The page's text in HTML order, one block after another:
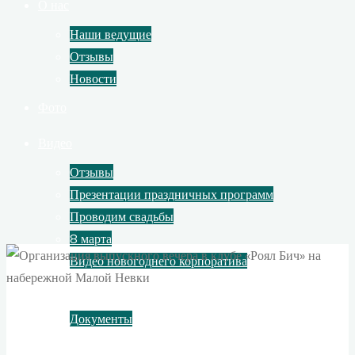
Наши ведущие
Отзывы
Новости
Отзывы
Презентации праздничных программ
Проводим свадьбы
8 марта
Видео новогоднего корпоратива
Документы